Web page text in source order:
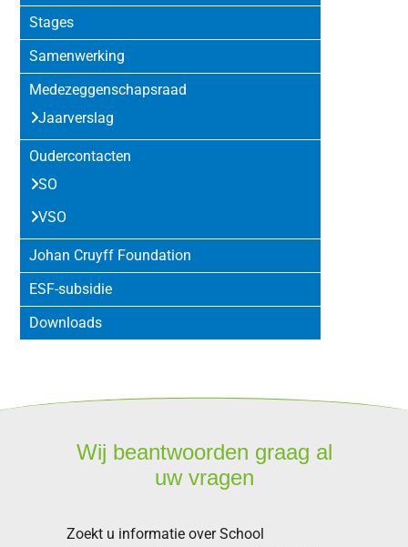
Stages
Samenwerking
Medezeggenschapsraad
Jaarverslag
Oudercontacten
SO
VSO
Johan Cruyff Foundation
ESF-subsidie
Downloads
Wij beantwoorden graag al
uw vragen
Zoekt u informatie over School